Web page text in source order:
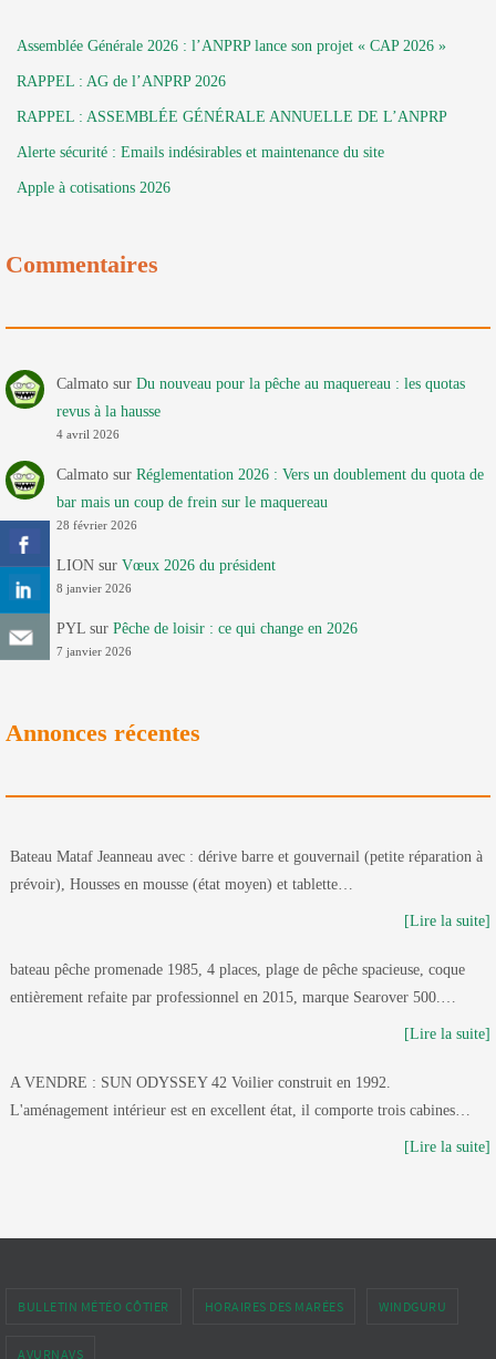
Assemblée Générale 2026 : l’ANPRP lance son projet « CAP 2026 »
RAPPEL : AG de l’ANPRP 2026
RAPPEL : ASSEMBLÉE GÉNÉRALE ANNUELLE DE L’ANPRP
Alerte sécurité : Emails indésirables et maintenance du site
Apple à cotisations 2026
Commentaires
Calmatosur Du nouveau pour la pêche au maquereau : les quotas
revus à la hausse
4 avril 2026
Calmatosur Réglementation 2026 : Vers un doublement du quota de
bar mais un coup de frein sur le maquereau
28 février 2026
LIONsur Vœux 2026 du président
8 janvier 2026
PYLsur Pêche de loisir : ce qui change en 2026
7 janvier 2026
Annonces récentes
Bateau Mataf Jeanneau avec : dérive barre et gouvernail (petite réparation à
prévoir), Housses en mousse (état moyen) et tablette…
[Lire la suite]
bateau pêche promenade 1985, 4 places, plage de pêche spacieuse, coque
entièrement refaite par professionnel en 2015, marque Searover 500.…
[Lire la suite]
A VENDRE : SUN ODYSSEY 42 Voilier construit en 1992.
L'aménagement intérieur est en excellent état, il comporte trois cabines…
[Lire la suite]
BULLETIN MÉTÉO CÔTIER HORAIRES DES MARÉES WINDGURU
AVURNAVS